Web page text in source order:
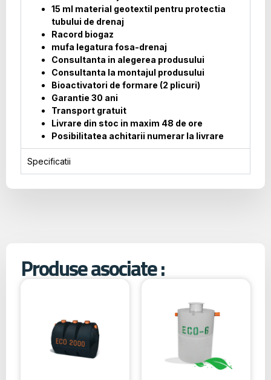
15 ml material geotextil pentru protectia
tubului de drenaj
Racord biogaz
mufa legatura fosa-drenaj
Consultanta in alegerea produsului
Consultanta la montajul produsului
Bioactivatori de formare (2 plicuri)
Garantie 30 ani
Transport gratuit
Livrare din stoc in maxim 48 de ore
Posibilitatea achitarii numerar la livrare
Specificatii
Produse asociate :